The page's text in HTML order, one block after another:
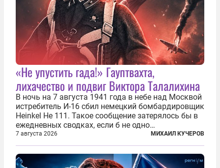
«Не упустить гада!» Гауптвахта,
лихачество и подвиг Виктора Талалихина
В ночь на 7 августа 1941 года в небе над Москвой
истребитель И-16 сбил немецкий бомбардировщик
Heinkel He 111. Такое сообщение затерялось бы в
ежедневных сводках, если б не одно
обстоятельство. Это был один из первых в
истории отечественной авиации ночных таранов.
У пилота — младшего лейтенанта...
7 августа 2026 МИХАИЛ КУЧЕРОВ